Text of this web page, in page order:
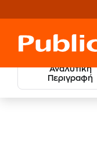
Αναλυτική
Περιγραφή
Σχολικά